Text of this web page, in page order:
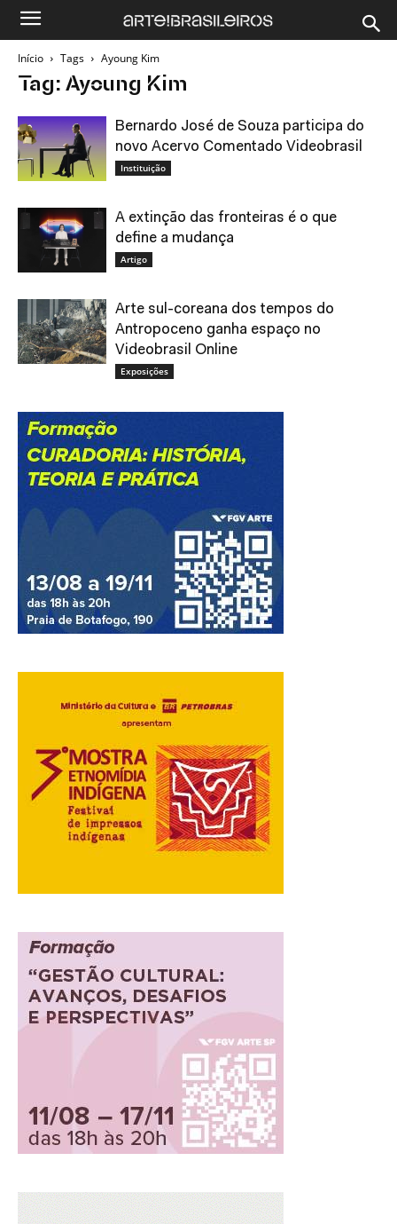
Início Tags Ayoung Kim
Tag: Ayoung Kim
Bernardo José de Souza participa do
novo Acervo Comentado Videobrasil
Instituição
A extinção das fronteiras é o que
define a mudança
Artigo
Arte sul-coreana dos tempos do
Antropoceno ganha espaço no
Videobrasil Online
Exposições